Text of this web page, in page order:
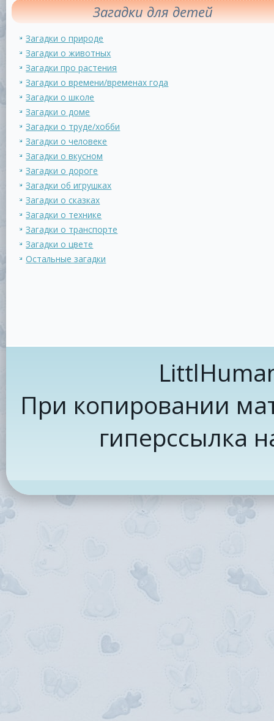
Загадки для детей
Загадки о природе
Загадки о животных
Загадки про растения
Загадки о времени/временах года
Загадки о школе
Загадки о доме
Загадки о труде/хобби
Загадки о человеке
Загадки о вкусном
Загадки о дороге
Загадки об игрушках
Загадки о сказках
Загадки о технике
Загадки о транспорте
Загадки о цвете
Остальные загадки
При копировании
гиперссылка